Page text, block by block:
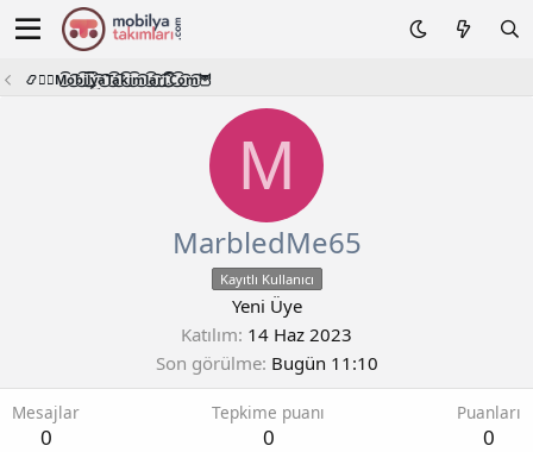
📿🧙‍♂️M͜͡o͜͡b͜͡i͜͡l͜͡y͜͡a͜͡T͜͡a͜͡k͜͡i͜͡m͜͡l͜͡a͜͡r͜͡i͜͡.͜͡C͜͡o͜͡m͜͡🦉
M
MarbledMe65
Kayıtlı Kullanıcı
Yeni Üye
Katılım 14 Haz 2023
Son görülme Bugün 11:10
Mesajlar
0
Tepkime puanı
0
Puanları
0